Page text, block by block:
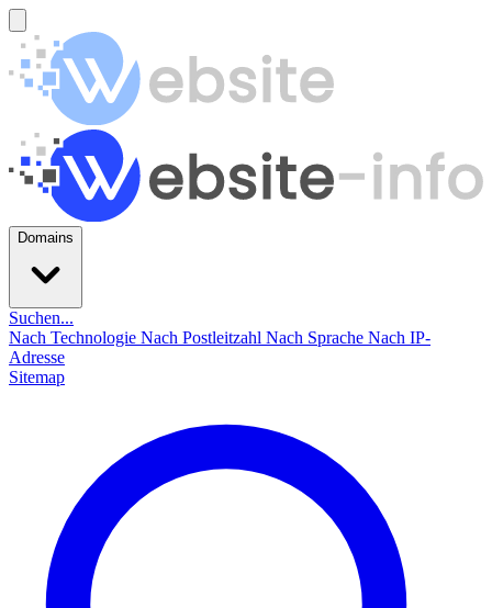
Domains
Suchen...
Nach Technologie Nach Postleitzahl Nach Sprache Nach IP-
Adresse
Sitemap